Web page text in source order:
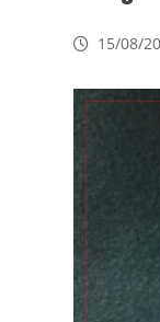
15/08/